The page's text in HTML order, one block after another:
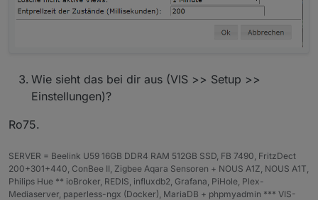
Wie sieht das bei dir aus (VIS >> Setup >>
Einstellungen)?
Ro75.
SERVER = Beelink U59 16GB DDR4 RAM 512GB SSD, FB 7490, FritzDect
200+301+440, ConBee II, Zigbee Aqara Sensoren + NOUS A1Z, NOUS A1T,
Philips Hue ** ioBroker, REDIS, influxdb2, Grafana, PiHole, Plex-
Mediaserver, paperless-ngx (Docker), MariaDB + phpmyadmin *** VIS-